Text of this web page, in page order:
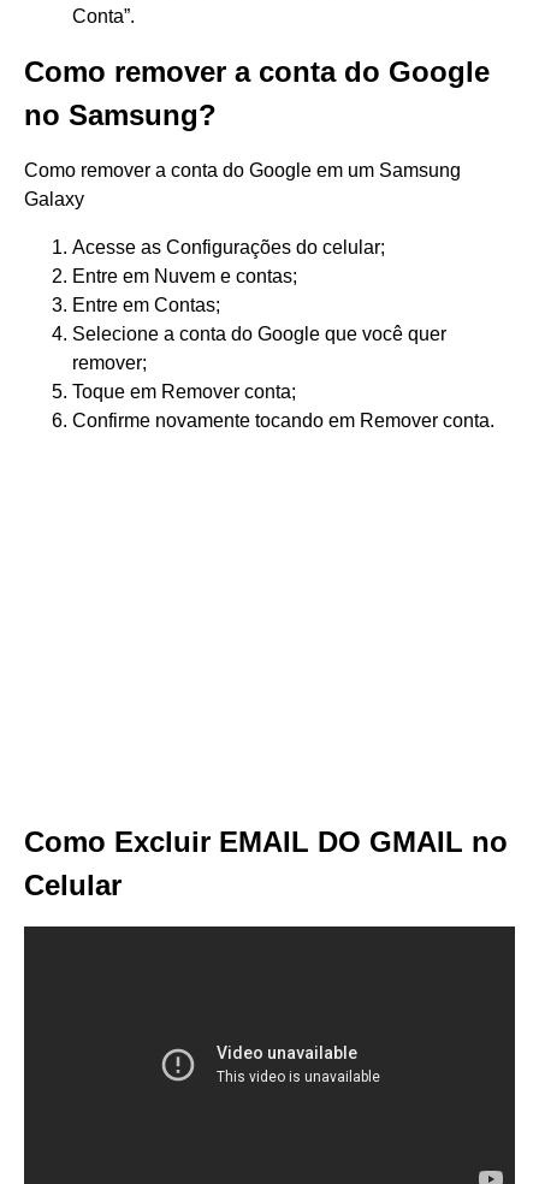
Conta”.
Como remover a conta do Google
no Samsung?
Como remover a conta do Google em um Samsung
Galaxy
Acesse as Configurações do celular;
Entre em Nuvem e contas;
Entre em Contas;
Selecione a conta do Google que você quer
remover;
Toque em Remover conta;
Confirme novamente tocando em Remover conta.
Como Excluir EMAIL DO GMAIL no
Celular